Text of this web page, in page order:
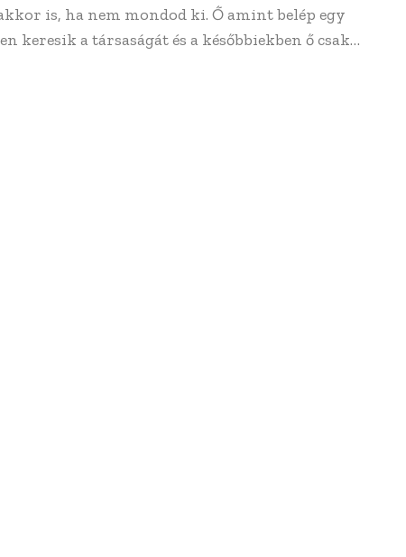
is, ha nem mondod ki. Ő amint belép egy
keresik a társaságát és a későbbiekben ő csak…